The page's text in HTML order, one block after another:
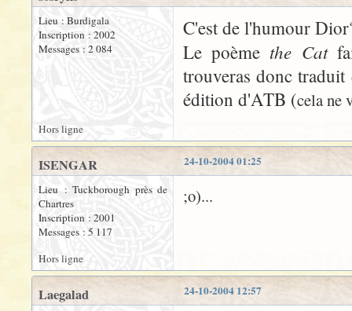
Lieu : Burdigala
Inscription : 2002
Messages : 2 084
C'est de l'humour
Le poème the Cat
trouveras donc traduit
édition d'ATB (cela ne
Hors ligne
24-10-2004 01:25
ISENGAR
Lieu : Tuckborough près de
Chartres
Inscription : 2001
Messages : 5 117
;o)...
Hors ligne
24-10-2004 12:57
Laegalad